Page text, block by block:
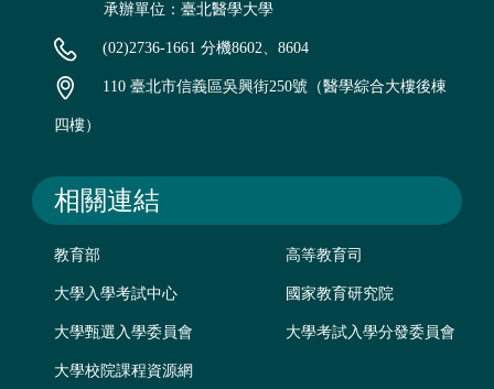
承辦單位：臺北醫學大學
(02)2736-1661 分機8602、8604
110 臺北市信義區吳興街250號（醫學綜合大樓後棟
四樓）
相關連結
教育部 高等教育司
大學入學考試中心 國家教育研究院
大學甄選入學委員會 大學考試入學分發委員會
大學校院課程資源網